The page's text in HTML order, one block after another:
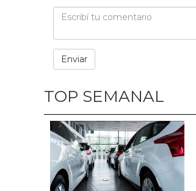
TOP SEMANAL